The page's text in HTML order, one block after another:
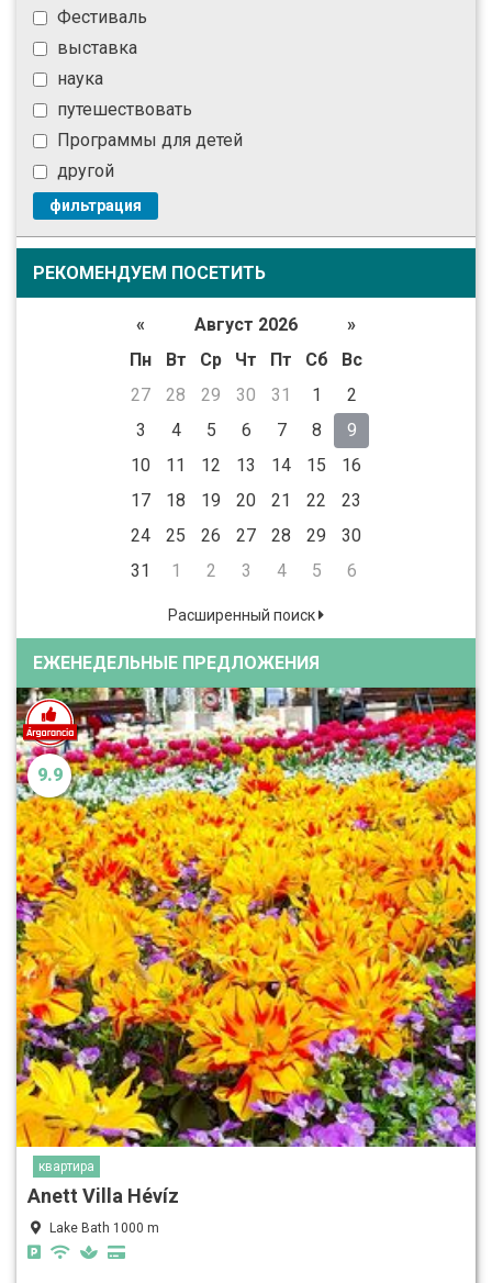
Фестиваль
выставка
наука
путешествовать
Программы для детей
другой
фильтрация
РЕКОМЕНДУЕМ ПОСЕТИТЬ
« Август 2026
»
Пн
Вт Ср Чт Пт Сб
Вс
27
28 29 30 31 1
2
3
4 5 6 7 8
9
10
11 12 13 14 15
16
17
18 19 20 21 22
23
24
25 26 27 28 29
30
31
1 2 3 4 5 6
Расширенный поиск
ЕЖЕНЕДЕЛЬНЫЕ ПРЕДЛОЖЕНИЯ
9.9
квартира
Anett Villa Hévíz
Lake Bath 1000 m